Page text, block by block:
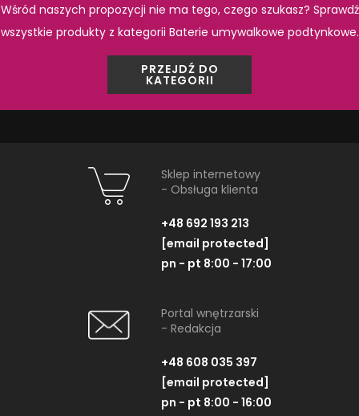
Grohe Allure Brilliant
29403000
2-otworowa bateria
ZOBACZ PRODUKT
na zamówienie
Uchwyt ze
NAJNOWSZE ARTYKUŁY
Wśród naszych propozycji nie ma tego, czego szukasz? Sprawdź
wszystkie produkty z kategorii Baterie umywalkowe podtynkowe.
PRZEJDŹ DO
KATEGORII
Sklep internetowy
- Obsługa klienta
+48 692 193 213
[email protected]
pn - pt 8:00 - 17:00
Portal wnętrzarski
- Redakcja
+48 608 035 397
[email protected]
pn - pt 8:00 - 16:00